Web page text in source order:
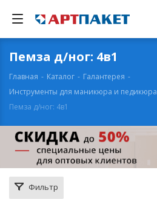
Пемза д/ног: 4в1
Главная - Каталог - Галантерея -
Инструменты для маникюра и педикюра
Пемза д/ног: 4в1
Фильтр